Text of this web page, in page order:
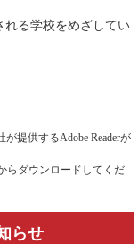
る学校をめざしてい
提供するAdobe Readerが
らダウンロードしてくだ
らせ